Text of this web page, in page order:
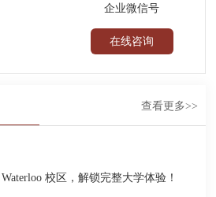
企业微信号
在线咨询
查看更多>>
校区，解锁完整大学体验！